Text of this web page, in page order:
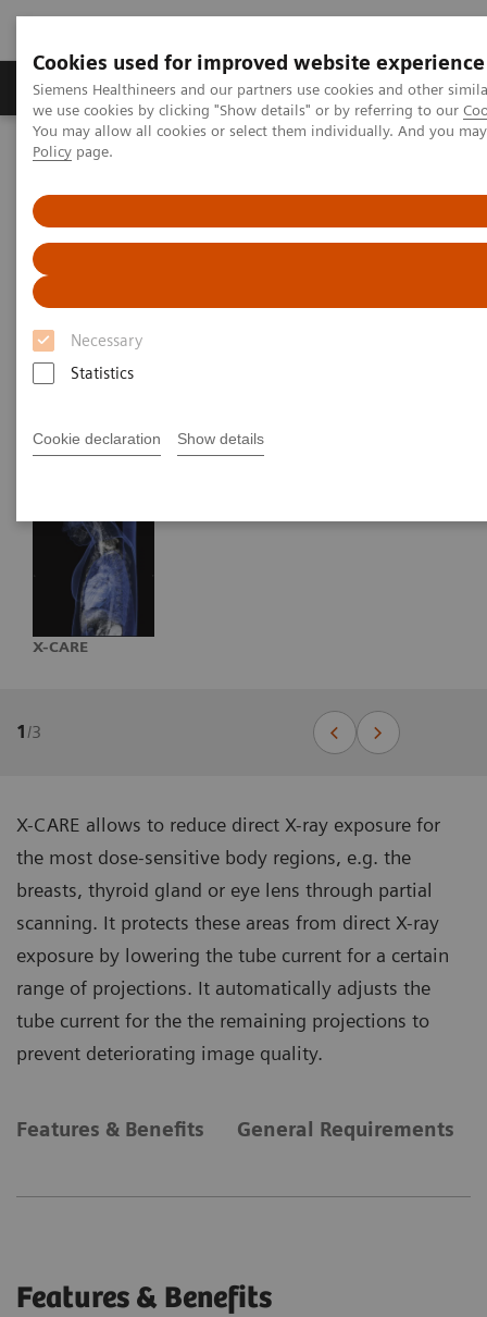
Cookies used for improved website experience
Siemens Healthineers and our partners use cookies and other
we use cookies by clicking "Show details" or by referring to our
You may allow all cookies or select them individually. And you
Policy page.
Necessary
Statistics
Cookie declaration Show details
Productos y servicios Especialidades Clínicas
Siemens Healthineers Latinoamérica
X-CARE
X-CARE
X-CARE
1/3
X-CARE allows to reduce direct X-ray exposure for
the most dose-sensitive body regions, e.g. the
breasts, thyroid gland or eye lens through partial
scanning. It protects these areas from direct X-ray
exposure by lowering the tube current for a certain
range of projections. It automatically adjusts the
tube current for the the remaining projections to
prevent deteriorating image quality.
Features & Benefits General Requirements
Features & Benefits